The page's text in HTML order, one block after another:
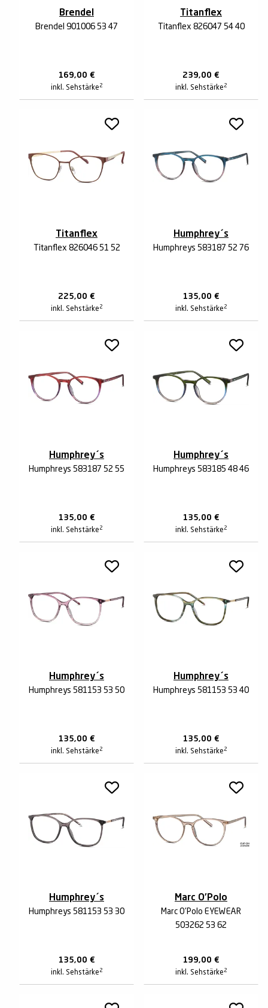
Brendel
Brendel 901006 53 47
169,00 €
inkl. Sehstärke 2
Titanflex
Titanflex 826047 54 40
239,00 €
inkl. Sehstärke 2
Titanflex
Titanflex 826046 51 52
225,00 €
inkl. Sehstärke 2
Humphrey´s
Humphreys 583187 52 76
135,00 €
inkl. Sehstärke 2
Humphrey´s
Humphreys 583187 52 55
135,00 €
inkl. Sehstärke 2
Humphrey´s
Humphreys 583185 48 46
135,00 €
inkl. Sehstärke 2
Humphrey´s
Humphreys 581153 53 50
135,00 €
inkl. Sehstärke 2
Humphrey´s
Humphreys 581153 53 40
135,00 €
inkl. Sehstärke 2
Humphrey´s
Humphreys 581153 53 30
135,00 €
inkl. Sehstärke 2
Marc O'Polo
Marc O'Polo EYEWEAR
503262 53 62
199,00 €
inkl. Sehstärke 2